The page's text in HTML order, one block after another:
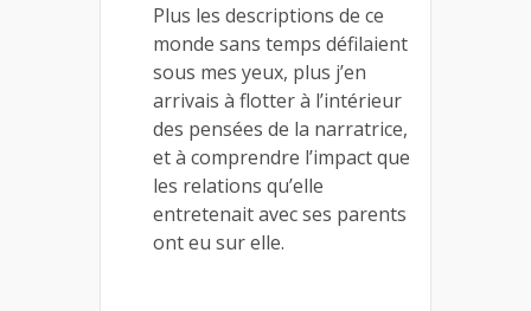
Plus les descriptions de ce
monde sans temps défilaient
sous mes yeux, plus j’en
arrivais à flotter à l’intérieur
des pensées de la narratrice,
et à comprendre l’impact que
les relations qu’elle
entretenait avec ses parents
ont eu sur elle.